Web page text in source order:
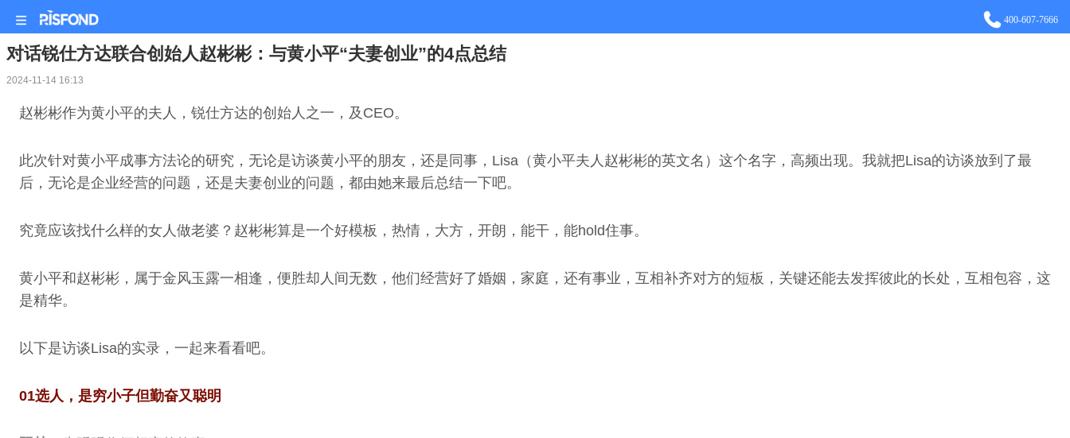
400-607-7666
对话锐仕方达联合创始人赵彬彬：与黄小平“夫妻创业”的4点总结
2024-11-14 16:13
赵彬彬作为黄小平的夫人，锐仕方达的创始人之一，及CEO。
此次针对黄小平成事方法论的研究，无论是访谈黄小平的朋友，还是同事，Lisa（黄小平夫人赵彬彬的英文名）这个名字，高频出现。我就把Lisa的访谈放到了最
后，无论是企业经营的问题，还是夫妻创业的问题，都由她来最后总结一下吧。
究竟应该找什么样的女人做老婆？赵彬彬算是一个好模板，热情，大方，开朗，能干，能hold住事。
黄小平和赵彬彬，属于金风玉露一相逢，便胜却人间无数，他们经营好了婚姻，家庭，还有事业，互相补齐对方的短板，关键还能去发挥彼此的长处，互相包容，这
是精华。
以下是访谈Lisa的实录，一起来看看吧。
01选人，是穷小子但勤奋又聪明